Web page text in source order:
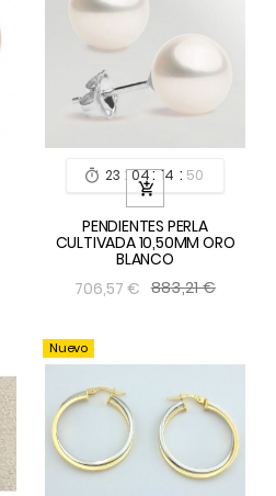
 23 :04: 14 : 49

PENDIENTES PERLA
CULTIVADA 10,50MM ORO
BLANCO
706,57 € 883,21 €
Nuevo